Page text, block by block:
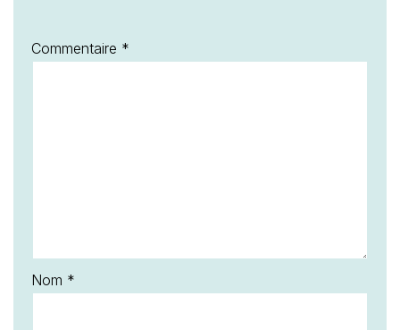
Commentaire *
Nom *